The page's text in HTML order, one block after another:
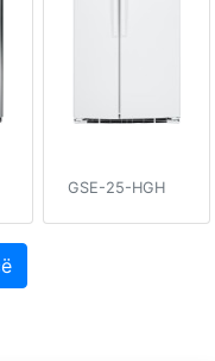
GSE-25-HGH